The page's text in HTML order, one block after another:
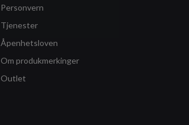
Personvern
Tjenester
Åpenhetsloven
Om produkmerkinger
Outlet